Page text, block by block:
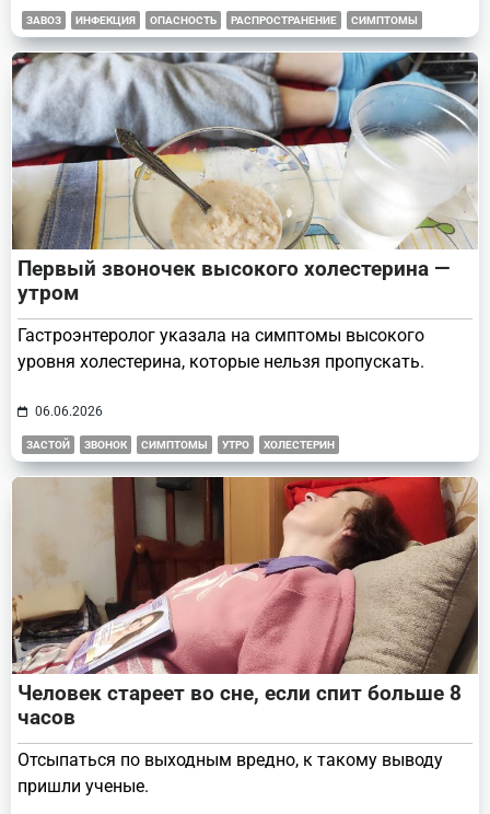
ЗАВОЗ ИНФЕКЦИЯ ОПАСНОСТЬ РАСПРОСТРАНЕНИЕ СИМПТОМЫ
Первый звоночек высокого холестерина —
утром
Гастроэнтеролог указала на симптомы высокого
уровня холестерина, которые нельзя пропускать.
06.06.2026
ЗАСТОЙ ЗВОНОК СИМПТОМЫ УТРО ХОЛЕСТЕРИН
Человек стареет во сне, если спит больше 8
часов
Отсыпаться по выходным вредно, к такому выводу
пришли ученые.